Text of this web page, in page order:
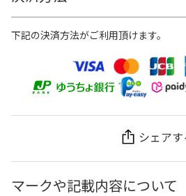
下記の決済方法がご利用頂けます。
シェアす
マークや記載内容について